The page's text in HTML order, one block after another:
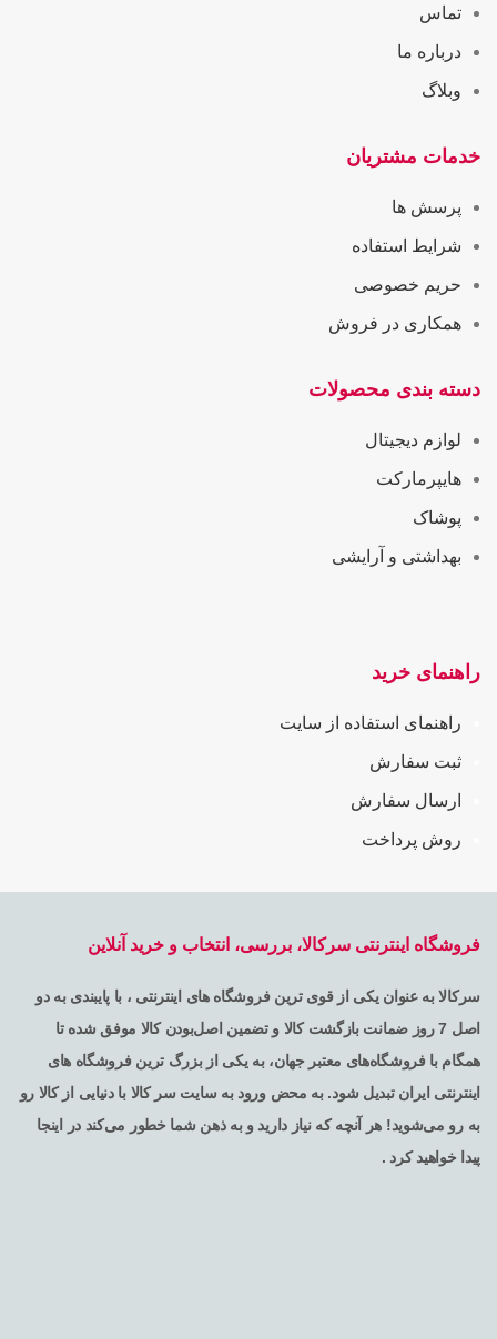
تماس
درباره ما
وبلاگ
خدمات مشتریان
پرسش ها
شرایط استفاده
حریم خصوصی
همکاری در فروش
دسته بندی محصولات
لوازم دیجیتال
هایپرمارکت
پوشاک
بهداشتی و آرایشی
راهنمای خرید
راهنمای استفاده از سایت
ثبت سفارش
ارسال سفارش
روش پرداخت
فروشگاه اینترنتی سرکالا، بررسی، انتخاب و خرید آنلاین
سرکالا به عنوان یکی از قوی ترین فروشگاه های اینترنتی ، با پایبندی به دو
اصل 7 روز ضمانت بازگشت کالا و تضمین اصل‌بودن کالا موفق شده تا
همگام با فروشگاه‌های معتبر جهان، به یکی از بزرگ ترین فروشگاه های
اینترنتی ایران تبدیل شود. به محض ورود به سایت سر کالا با دنیایی از کالا رو
به رو می‌شوید! هر آنچه که نیاز دارید و به ذهن شما خطور می‌کند در اینجا
پیدا خواهید کرد .